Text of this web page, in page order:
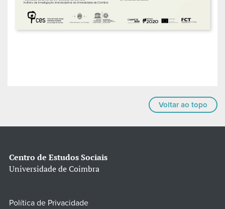
Voltar ao topo
Centro de Estudos Sociais
Universidade de Coimbra
Política de Privacidade